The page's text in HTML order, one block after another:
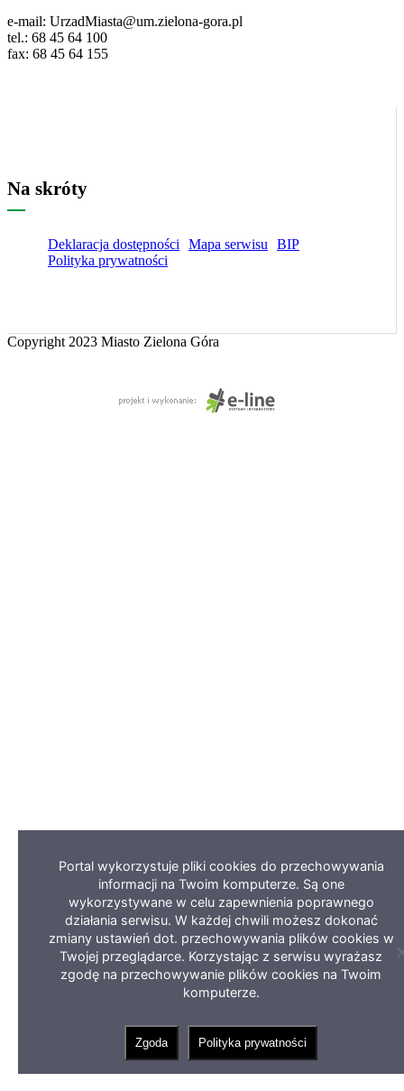
e-mail: UrzadMiasta@um.zielona-gora.pl
tel.: 68 45 64 100
fax: 68 45 64 155
Na skróty
Deklaracja dostępności Mapa serwisu
BIP
Polityka prywatności
Copyright 2023 Miasto Zielona Góra
Portal wykorzystuje pliki cookies do przechowywania
informacji na Twoim komputerze. Są one
wykorzystywane w celu zapewnienia poprawnego
działania serwisu. W każdej chwili możesz dokonać
zmiany ustawień dot. przechowywania plików cookies w
Twojej przeglądarce. Korzystając z serwisu wyrażasz
zgodę na przechowywanie plików cookies na Twoim
komputerze.
Zgoda Polityka prywatności